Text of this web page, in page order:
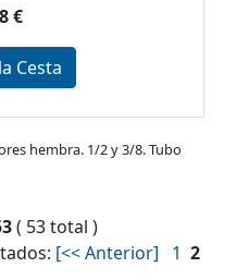
€
Cesta
hembra. 1/2 y 3/8. Tubo
( 53 total )
[<< Anterior] 1 2